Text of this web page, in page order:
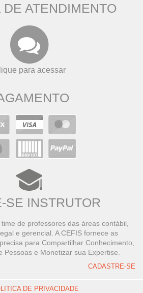
DE ATENDIMENTO
para acessar
SE INSTRUTOR
de professores das áreas contábil,
e gerencial. A CEFIS fornece as
para Compartilhar Conhecimento,
Pessoas e Monetizar sua Expertise.
CADASTRE-SE
DE PRIVACIDADE